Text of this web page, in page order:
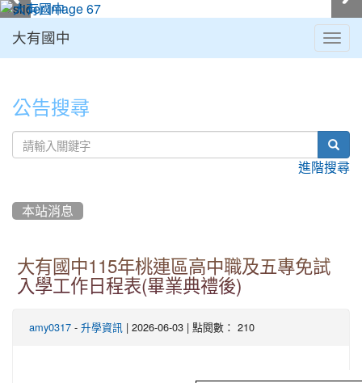
大有國中
公告搜尋
進階搜尋
本站消息
大有國中115年桃連區高中職及五專免試
入學工作日程表(畢業典禮後)
amy0317 - 升學資訊 | 2026-06-03 | 點閱數： 210